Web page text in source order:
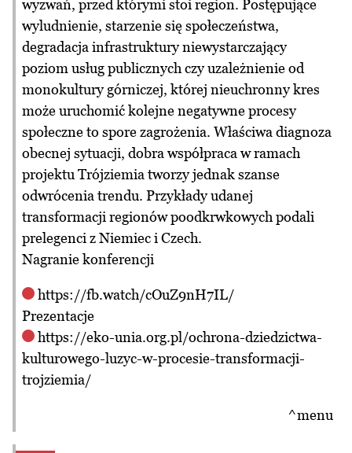
wyzwań, przed którymi stoi region. Postępujące
wyludnienie, starzenie się społeczeństwa,
degradacja infrastruktury niewystarczający
poziom usług publicznych czy uzależnienie od
monokultury górniczej, której nieuchronny kres
może uruchomić kolejne negatywne procesy
społeczne to spore zagrożenia. Właściwa diagnoza
obecnej sytuacji, dobra współpraca w ramach
projektu Trójziemia tworzy jednak szanse
odwrócenia trendu. Przykłady udanej
transformacji regionów poodkrwkowych podali
prelegenci z Niemiec i Czech.
Nagranie konferencji
https://fb.watch/cOuZ9nH7IL/
Prezentacje
https://eko-unia.org.pl/ochrona-dziedzictwa-
kulturowego-luzyc-w-procesie-transformacji-
trojziemia/
^menu